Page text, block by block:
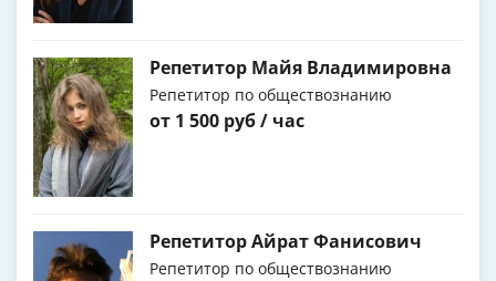
Репетитор Майя Владимировна
Репетитор по обществознанию
от 1 500 руб / час
Репетитор Айрат Фанисович
Репетитор по обществознанию